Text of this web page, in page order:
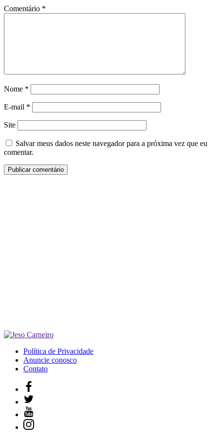
Comentário *
Nome *
E-mail *
Site
Salvar meus dados neste navegador para a próxima vez que eu
comentar.
Política de Privacidade
Anuncie conosco
Contato